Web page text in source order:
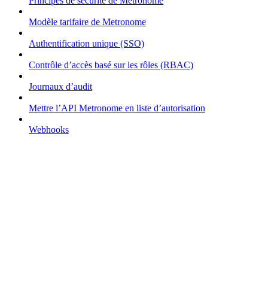
Modèle tarifaire de Metronome
Authentification unique (SSO)
Contrôle d’accès basé sur les rôles (RBAC)
Journaux d’audit
Mettre l’API Metronome en liste d’autorisation
Webhooks